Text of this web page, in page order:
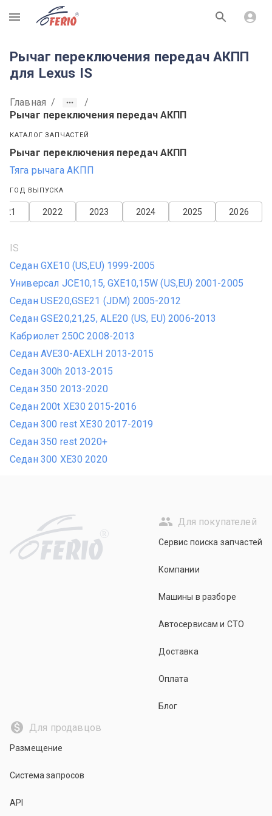
R
Рычаг переключения передач АКПП
для Lexus IS
Главная /
/
Рычаг переключения передач АКПП
КАТАЛОГ ЗАПЧАСТЕЙ
Рычаг переключения передач АКПП
Тяга рычага АКПП
ГОД ВЫПУСКА
2026
2025
2024
2023
2022
IS
Седан GXE10 (US,EU) 1999-2005
Универсал JCE10,15, GXE10,15W (US,EU) 2001-2005
Седан USE20,GSE21 (JDM) 2005-2012
Седан GSE20,21,25, ALE20 (US, EU) 2006-2013
Кабриолет 250C 2008-2013
Седан AVE30-AEXLH 2013-2015
Седан 300h 2013-2015
Седан 350 2013-2020
Седан 200t XE30 2015-2016
Седан 300 rest XE30 2017-2019
Седан 350 rest 2020+
Седан 300 XE30 2020
R
Для покупателей
Сервис поиска запчастей
Компании
Машины в разборе
Автосервисам и СТО
Доставка
Оплата
Блог
Для продавцов
Размещение
Система запросов
API